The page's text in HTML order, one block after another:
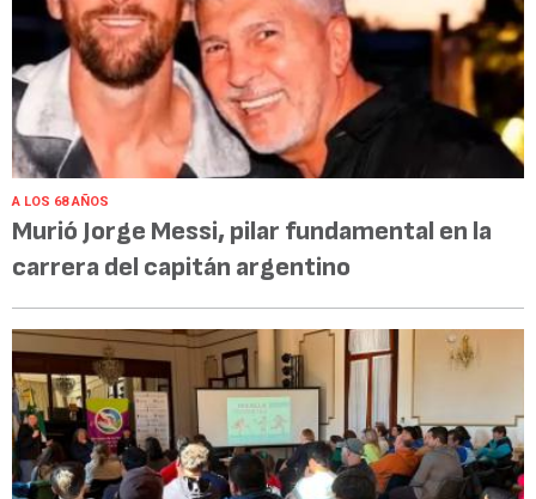
A LOS 68 AÑOS
Murió Jorge Messi, pilar fundamental en la
carrera del capitán argentino